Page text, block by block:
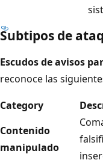
Subtipos de
Escudos de avisos
reconoce las
Category
Contenido
manipulado